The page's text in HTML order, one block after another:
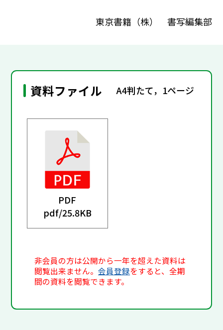
東京書籍（株） 書写編集部
資料ファイル A4判たて，1ページ
PDF
pdf/25.8KB
非会員の方は公開から一年を超えた資料は
閲覧出来ません。会員登録をすると、全期
間の資料を閲覧できます。